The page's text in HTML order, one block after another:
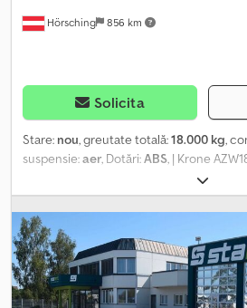
Hörsching 856 km
Solicita
Stare: nou, greutate totală:18.000 kg,
suspensie:aer, Dotări:ABS, | Krone
frâne cu disc | Vehicul nou | Suport
Timonă reglabilă | 385/65R22,5 | Ne
erori, omisiuni și vânzarea anticipată.